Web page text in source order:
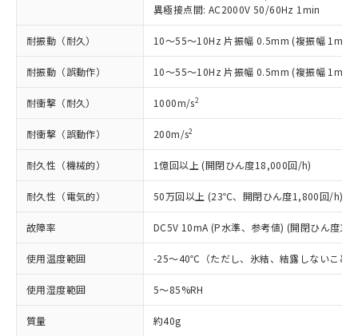
異極接点間: AC2000V 50/60Hz 1min
耐振動（耐久） 10～55～10Hz 片振幅 0.5mm (複振幅 1mm)
耐振動（誤動作） 10～55～10Hz 片振幅 0.5mm (複振幅 1mm)
耐衝撃（耐久） 1000m/s2
耐衝撃（誤動作） 200m/s2
耐久性（機械的） 1億回以上 (開閉ひん度18,000回/h)
耐久性（電気的） 50万回以上 (23℃、開閉ひん度1,800回/h)
故障率 DC5V 10mA (P水準、参考値) (開閉ひん度
使用温度範囲 -25～40℃（ただし、氷結、結露しないこと
使用湿度範囲 5～85%RH
質量 約40g
覧された時点での実際の在庫および標
準価格とは異なる場合があることをご
了承ください。
正式な納期状況および標準価格はお客
様のお取引先、またはお客様担当のオ
ムロン制御機器販売店・当社販売員に
ご相談ください。
オムロン制御機器販売店や当社販売拠
点は「
販売ネットワーク
ください。
在庫状況および標準価格結果を当社の
事前の承諾なく第三者に漏洩または開
示しないようお願いします。
マイパーツ機能（部品リスト作成サー
ビス）をご利用いただくには、I-Web
メンバーズにご登録されている必要が
あります。
お客様が当ウェブサイト上で当社にご
登録された部品リストについて、当社
および当社の共同利用者が、当社の製
ミウム(Cd) 100ppm以下、
(PBDE) 1000ppm以下、フタル酸ビス(2-エチルヘキシ
ル) (DEHP)(別名：DOP) 1000ppm以下、フタル酸ブチ
ルベンジル（BBP） 1000ppm以下、フタル酸ジブチル
（DBP） 1000ppm以下、フタル酸ジイソブチル
(DIBP) 1000ppm以下
但し、RoHS指令で産業用監視および制御機器に対する
適用除外項目は除く。
フタル酸エステル類の４物質については閾値を超える意
図的な使用がないことを確認しています。
※2 対応予定月
部品在庫の切り替え状況などにより、予定
月が前後することがあります。
※3 非含有証明書ダウンロード
Pb(鉛) :1000ppm、 Hg(水銀) : 1000ppm、 Cd(カドミウ
Cr(Ⅵ)(六価クロム) : 1000ppm、 PBBs(ポリ臭化ビフェ
ニル類) : 1000ppm、 PBDEs(ポリ臭化ジフェニルエーテ
DBP(フタル酸ジブチル) : 1000ppm、 DIBP(フタル酸ジ
DEHP(フタル酸ビス(2-エチルヘキシル)) : 1000ppm
※2 環境保護使用期限
「ｅ」：有害物質（10物質）のすべてが基
準値以下であることを示します。
「10」：通常の使用状況下において有害物
質が外部に漏えいし、環境に深刻な影響を
及ぼさない年数を意味します。
「－」：未確認です。当社販売部門へお問
い合わせください。
国政府の輸出許可(または役務取引許
可)を取得するなどの必要な手続きを
当社は規制貨物を破棄する場合は、完
全に破砕するなど、違法に輸出されな
いよう必要な手段を講じます。
当社は貴社製品を、核兵器、ミサイ
ル、化学兵器、生物兵器またはその他
武器並びにこれらの製造装置等に一切
使用いたしません。
当社は、貴社製品を第三者に販売する
場合は、上記1、2および3の内容を当
該第三者に通知します。また当社は、
販売先および販売に係わる関係者が違
法に輸出するおそれがある場合は、取
り引きをいたしません。
○ 一定数以上の在庫あり
一定数には満たないが在庫あり
在庫なし(最新の在庫状況につ
いては、お客様のお取引先、ま
たはお客様担当のオムロン制御
機器販売店・当社販売員にご確
認ください)
受注生産機種、また在庫状況の
情報を公開していない機種